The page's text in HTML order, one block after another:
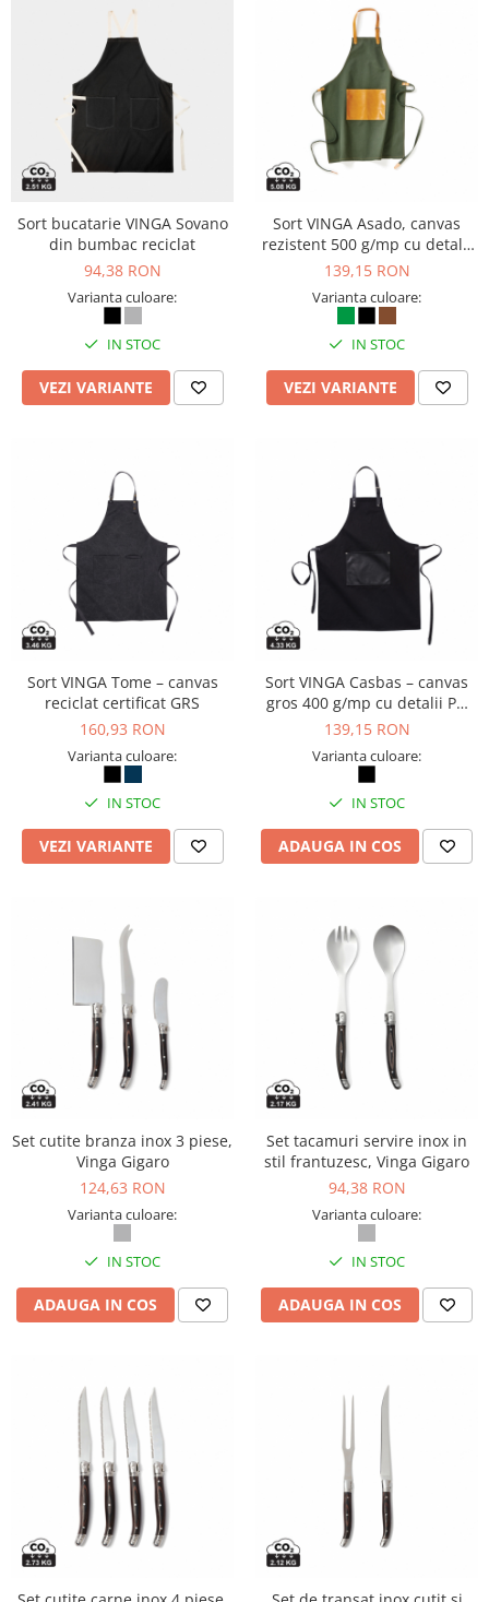
Rucsacuri si articole de calatorie
Trollere, genti si accesorii de voiaj
Genti de umar si borsete
Genti, huse si rucsacuri de laptop
Portofele si portcarduri RFID
Sport si accesorii outdoor
Sticle, cani si termosuri to go
Sport, jocuri si accesorii
Plaja si relaxare
Lanyards si brelocuri
Scule, unelte si iluminat
Unelte multifunctionale si bricege
(multitools)
Seturi si scule de baza
Masurare si taiere
Lanterne, lampi si accesorii
Pentru masini, biciclete si prim
Noutati si inovatii
Pachete Cadou Premium
LICHIDARE DE STOC
Sort bucatarie VINGA Sovano
din bumbac reciclat
94,38 RON
Varianta culoare:
IN STOC
VEZI VARIANTE
Sort VINGA Asado, canvas
rezistent 500 g/mp cu detalii
PU elegante
139,15 RON
Varianta culoare:
IN STOC
VEZI VARIANTE
Sort VINGA Tome – canvas
reciclat certificat GRS
160,93 RON
Varianta culoare:
IN STOC
VEZI VARIANTE
Sort VINGA Casbas – canvas
gros 400 g/mp cu detalii PU
elegante
139,15 RON
Varianta culoare:
IN STOC
ADAUGA IN COS
Set cutite branza inox 3 piese,
Vinga Gigaro
124,63 RON
Varianta culoare:
IN STOC
ADAUGA IN COS
Set tacamuri servire inox in
stil frantuzesc, Vinga Gigaro
94,38 RON
Varianta culoare:
IN STOC
ADAUGA IN COS